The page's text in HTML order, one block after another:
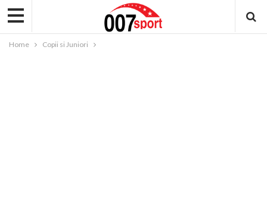
Home Copii si Juniori